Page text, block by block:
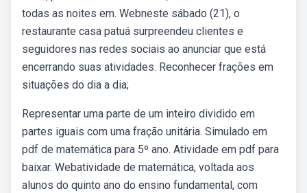
todas as noites em. Webneste sábado (21), o
restaurante casa patuá surpreendeu clientes e
seguidores nas redes sociais ao anunciar que está
encerrando suas atividades. Reconhecer frações em
situações do dia a dia;
Representar uma parte de um inteiro dividido em
partes iguais com uma fração unitária. Simulado em
pdf de matemática para 5º ano. Atividade em pdf para
baixar. Webatividade de matemática, voltada aos
alunos do quinto ano do ensino fundamental, com